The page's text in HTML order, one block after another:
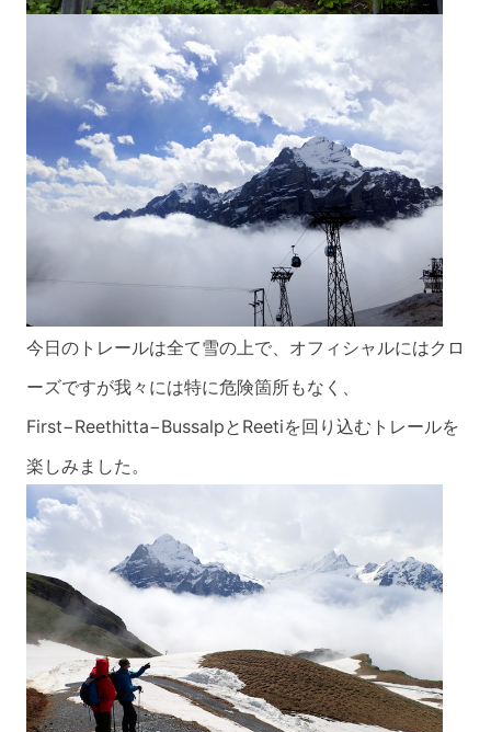
今日のトレールは全て雪の上で、オフィシャルにはクロ
ーズですが我々には特に危険箇所もなく、
First−Reethitta−BussalpとReetiを回り込むトレールを
楽しみました。